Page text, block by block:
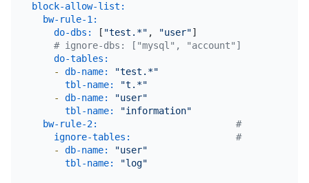
block-allow-list:
bw-rule-1:
do-dbs:
[ "test.*" , "user"]
# ignore-dbs: ["mysql", "account"] # 忽略哪些库
do-tables:
-
db-name:
"test.*"
tbl-name:
"t.*"
-
db-name:
"user"
tbl-name:
"information"
bw-rule-2:
# 规则名称
ignore-tables:
# 忽略哪些表
-
db-name:
"user"
tbl-name:
"log"